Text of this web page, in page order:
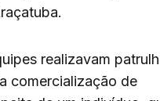
realizavam
comercialização de